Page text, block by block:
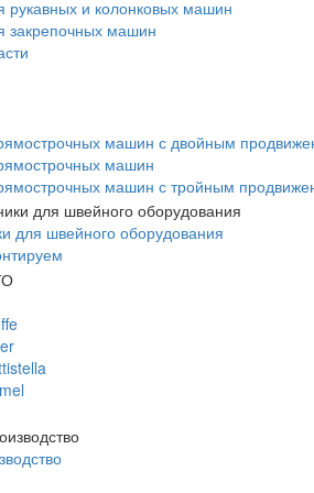
рукавных и колонковых машин
закрепочных машин
машин с двойным
машин
машин с тройным
для швейного оборудования